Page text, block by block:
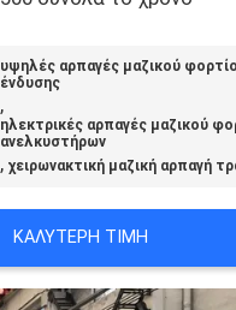
υψηλές αρπαγές μαζικού
ένδυσης
,
ηλεκτρικές αρπαγές μαζικού
ανελκυστήρων
,χειρωνακτική μαζική αρπαγή
ΚΑΛΎΤΕΡΗ ΤΙΜΉ